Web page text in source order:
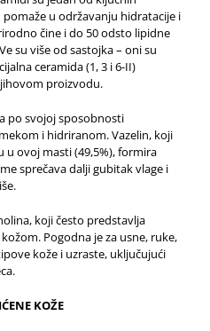
u održavanju hidratacije i
čine i do 50 odsto lipidne
su više od sastojka – oni su
ceramida (1, 3 i 6-II)
proizvodu.
po svojoj sposobnosti
i hidriranom. Vazelin, koji
ovoj masti (49,5%), formira
sprečava dalji gubitak vlage i
koji često predstavlja
Pogodna je za usne, ruke,
kože i uzraste, uključujući
KOŽE